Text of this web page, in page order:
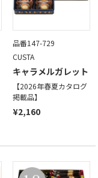
品番147-729
CUSTA
キャラメルガレット
【2026年春夏カタログ
掲載品】
¥2,160